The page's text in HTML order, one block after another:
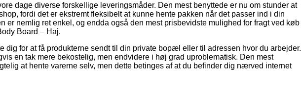
dage diverse forskellige leveringsmåder. Den mest benyttede er nu om stunder at
fordi det er ekstremt fleksibelt at kunne hente pakken når det passer ind i din
er nemlig ret enkel, og endda også den mest prisbevidste mulighed for fragt ved køb
Board – Haj.
dig for at få produkterne sendt til din private bopæl eller til adressen hvor du arbejder.
en tak mere bekostelig, men endvidere i høj grad uproblematisk. Den mest
at hente varerne selv, men dette betinges af at du befinder dig nærved internet